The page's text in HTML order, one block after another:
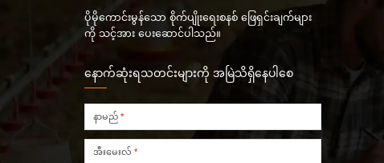
ပိုမိုကောင်းမွန်သော စိုက်ပျိုးရေးစနစ် ဖြေရှင်းချက်များ
ကို သင့်အား ပေးဆောင်ပါသည်။
နောက်ဆုံးရသတင်းများကို အမြဲသိရှိနေပါစေ
နာမည် *
အီးမေးလ် *